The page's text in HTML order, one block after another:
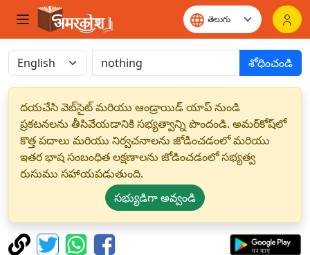
శోధించండి
దయచేసి వెబ్‌సైట్ మరియు ఆండ్రాయిడ్ యాప్ నుండి
ప్రకటనలను తీసివేయడానికి సభ్యత్వాన్ని పొందండి. అమర్‌కోష్‌లో
కొత్త పదాలు మరియు నిర్వచనాలను జోడించడంలో మరియు
ఇతర భాష సంబంధిత లక్షణాలను జోడించడంలో సభ్యత్వ
రుసుము సహాయపడుతుంది.
సభ్యుడిగా అవ్వండి